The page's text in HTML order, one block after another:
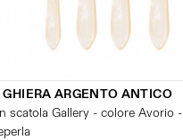
ARGENTO ANTICO
scatola Gallery - colore Avorio -